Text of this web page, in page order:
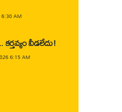
AM
కర్తవ్యం వీడలేదు!
6:15 AM